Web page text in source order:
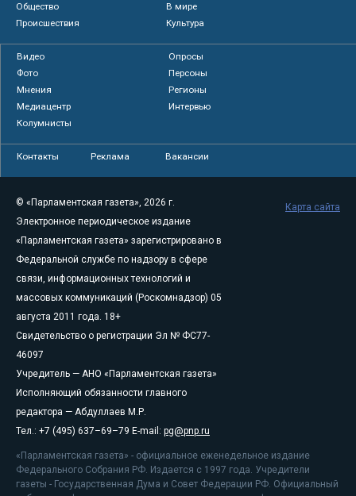
Общество
В мире
Происшествия
Культура
Видео
Опросы
Фото
Персоны
Мнения
Регионы
Медиацентр
Интервью
Колумнисты
Контакты Реклама Вакансии
© «Парламентская газета», 2026 г.
Электронное периодическое издание
«Парламентская газета» зарегистрировано в
Федеральной службе по надзору в сфере
связи, информационных технологий и
массовых коммуникаций (Роскомнадзор) 05
августа 2011 года. 18+
Свидетельство о регистрации Эл № ФС77-
46097
Учредитель — АНО «Парламентская газета»
Исполняющий обязанности главного
редактора — Абдуллаев М.Р.
Тел.: +7 (495) 637–69–79 E-mail: pg@pnp.ru
«Парламентская газета» - официальное еженедельное издание
Федерального Собрания РФ. Издается с 1997 года. Учредители
газеты - Государственная Дума и Совет Федерации РФ. Официальный
Карта сайта